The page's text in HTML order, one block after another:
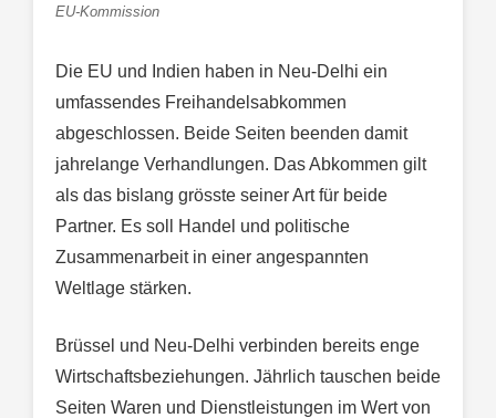
EU-Kommission
Die EU und Indien haben in Neu-Delhi ein
umfassendes Freihandelsabkommen
abgeschlossen. Beide Seiten beenden damit
jahrelange Verhandlungen. Das Abkommen gilt
als das bislang grösste seiner Art für beide
Partner. Es soll Handel und politische
Zusammenarbeit in einer angespannten
Weltlage stärken.
Brüssel und Neu-Delhi verbinden bereits enge
Wirtschaftsbeziehungen. Jährlich tauschen beide
Seiten Waren und Dienstleistungen im Wert von